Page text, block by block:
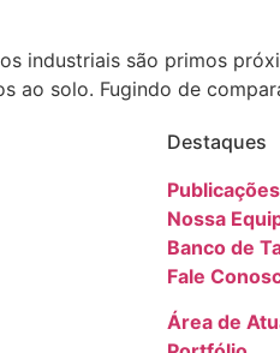
industriais são primos
ao solo. Fugindo de
Destaques
Publicações
Nossa
Banco de
Fale
Área de